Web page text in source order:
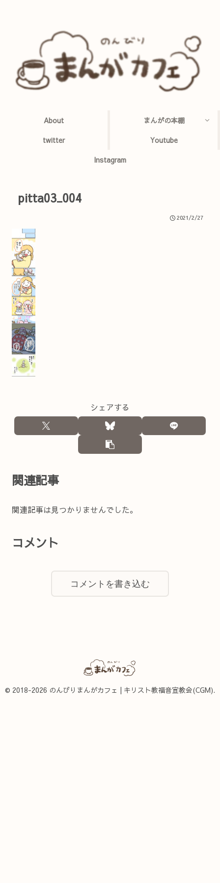
About
まんがの本棚
twitter
Youtube
Instagram
pitta03_004
2021/2/27
シェアする
関連記事
関連記事は見つかりませんでした。
コメント
コメントを書き込む
© 2018-2026 のんびりまんがカフェ | キリスト教福音宣教会(CGM).